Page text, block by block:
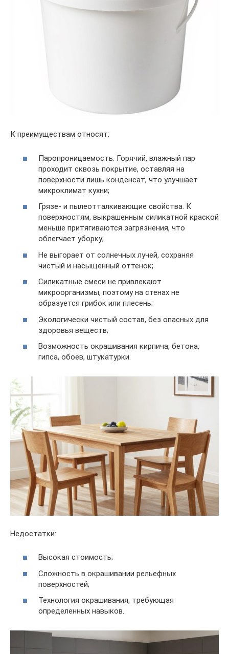
К преимуществам относят:
Паропроницаемость. Горячий, влажный пар
проходит сквозь покрытие, оставляя на
поверхности лишь конденсат, что улучшает
микроклимат кухни;
Грязе- и пылеотталкивающие свойства. К
поверхностям, выкрашенным силикатной краской
меньше притягиваются загрязнения, что
облегчает уборку;
Не выгорает от солнечных лучей, сохраняя
чистый и насыщенный оттенок;
Силикатные смеси не привлекают
микроорганизмы, поэтому на стенах не
образуется грибок или плесень;
Экологически чистый состав, без опасных для
здоровья веществ;
Возможность окрашивания кирпича, бетона,
гипса, обоев, штукатурки.
Недостатки:
Высокая стоимость;
Сложность в окрашивании рельефных
поверхностей;
Технология окрашивания, требующая
определенных навыков.